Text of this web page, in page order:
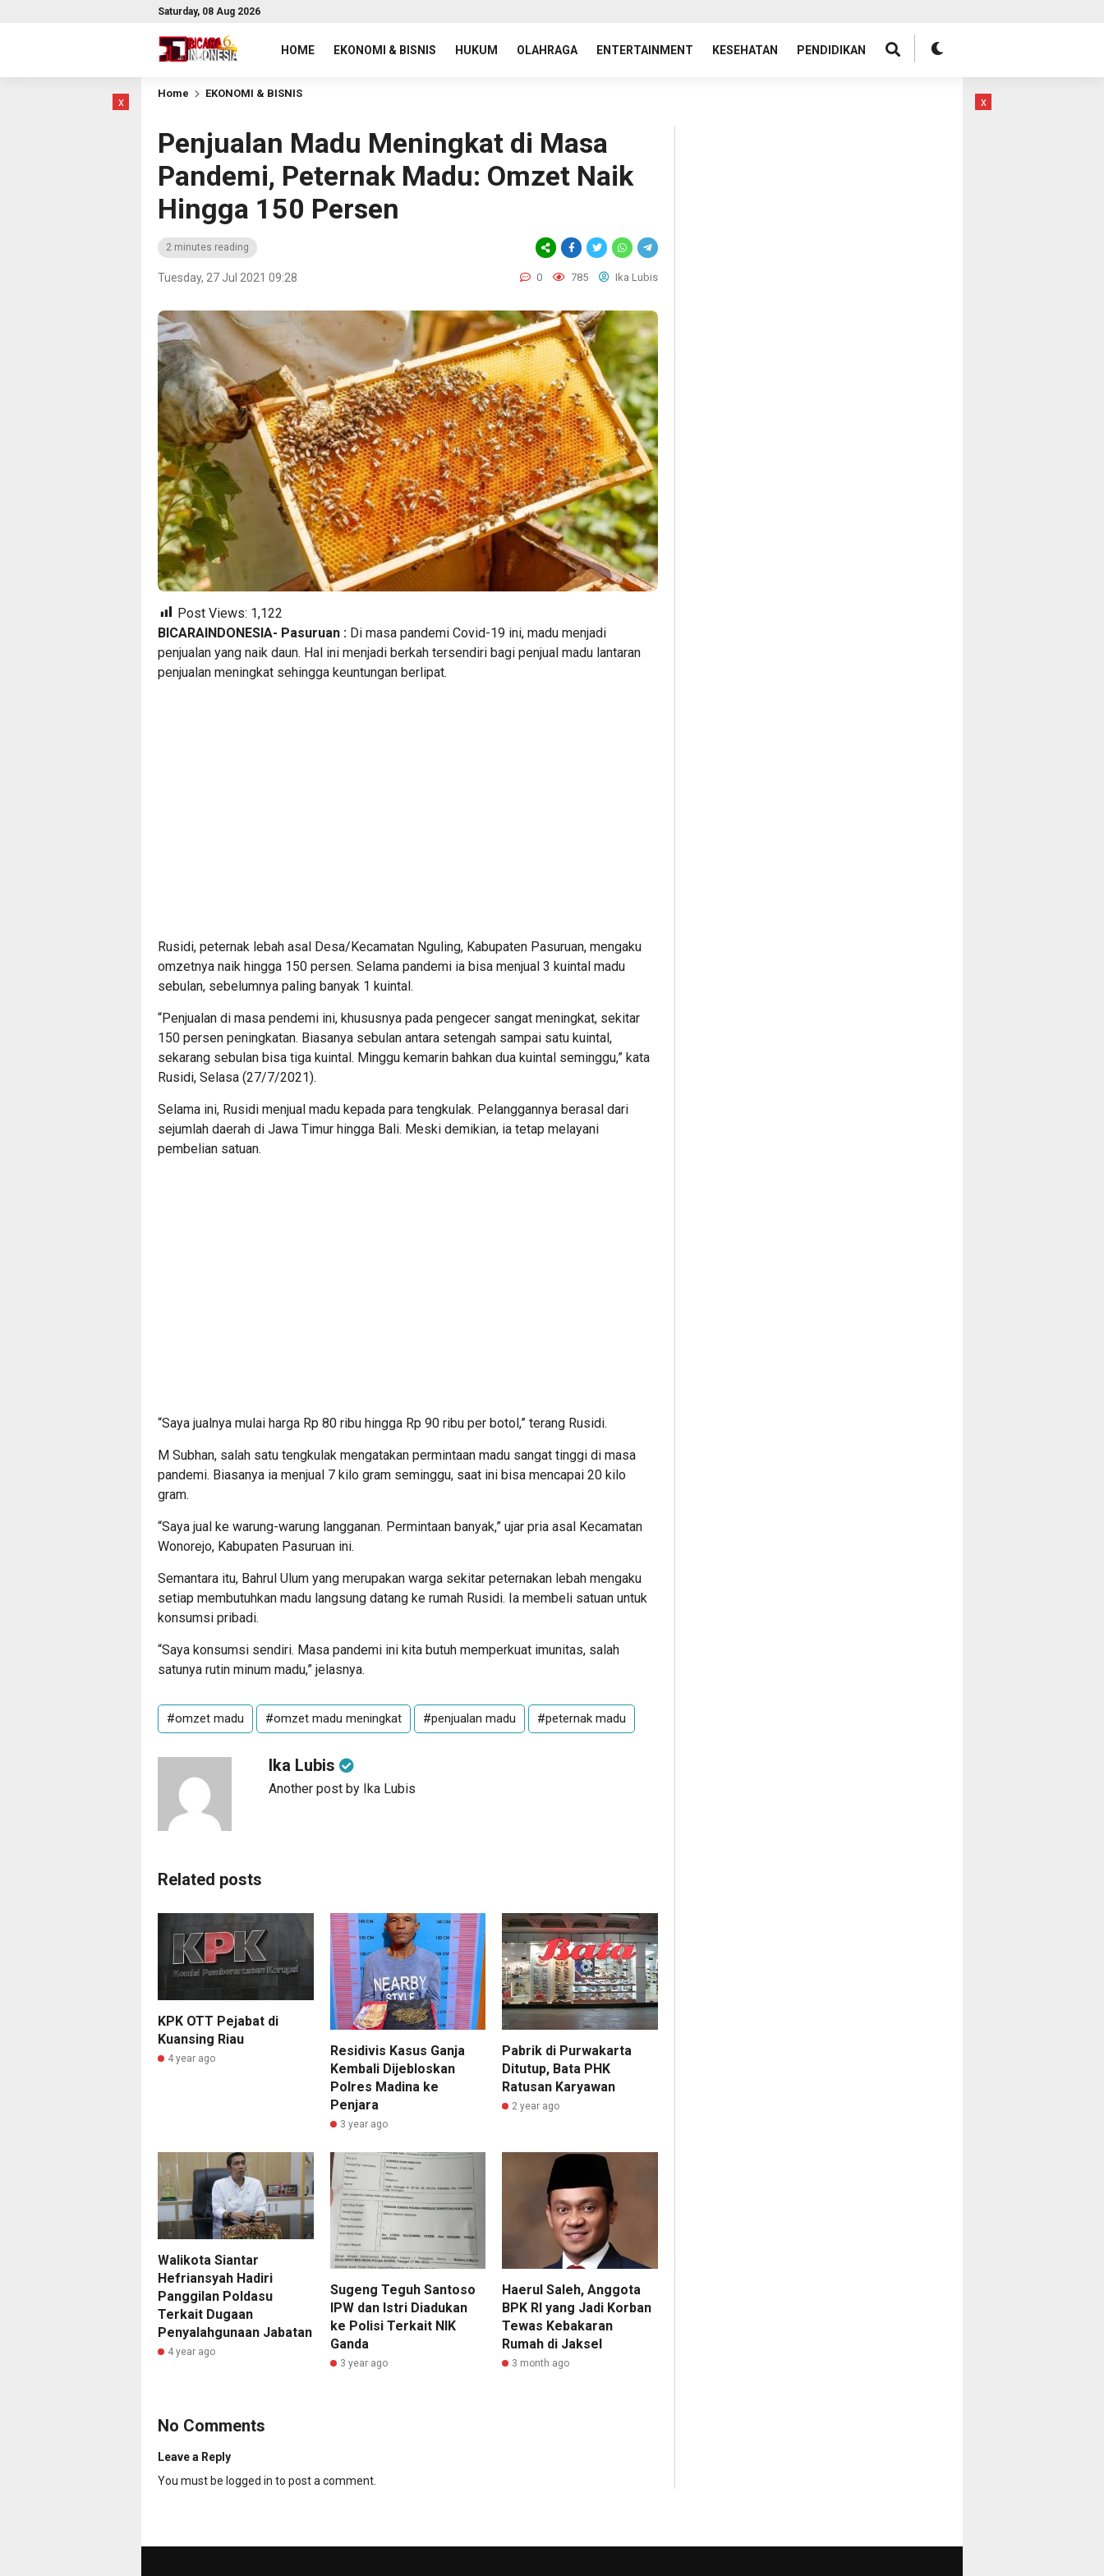
Saturday, 08 Aug 2026
HOME EKONOMI & BISNIS HUKUM OLAHRAGA ENTERTAINMENT KESEHATAN PENDIDIKAN
x
Home EKONOMI & BISNIS
Penjualan Madu Meningkat di Masa
Pandemi, Peternak Madu: Omzet Naik
Hingga 150 Persen
2 minutes reading
Tuesday, 27 Jul 2021 09:28 0 785 Ika Lubis
Post Views: 1,122
BICARAINDONESIA- Pasuruan : Di masa pandemi Covid-19 ini, madu menjadi
penjualan yang naik daun. Hal ini menjadi berkah tersendiri bagi penjual madu lantaran
penjualan meningkat sehingga keuntungan berlipat.
Rusidi, peternak lebah asal Desa/Kecamatan Nguling, Kabupaten Pasuruan, mengaku
omzetnya naik hingga 150 persen. Selama pandemi ia bisa menjual 3 kuintal madu
sebulan, sebelumnya paling banyak 1 kuintal.
“Penjualan di masa pendemi ini, khususnya pada pengecer sangat meningkat, sekitar
150 persen peningkatan. Biasanya sebulan antara setengah sampai satu kuintal,
sekarang sebulan bisa tiga kuintal. Minggu kemarin bahkan dua kuintal seminggu,” kata
Rusidi, Selasa (27/7/2021).
Selama ini, Rusidi menjual madu kepada para tengkulak. Pelanggannya berasal dari
sejumlah daerah di Jawa Timur hingga Bali. Meski demikian, ia tetap melayani
pembelian satuan.
“Saya jualnya mulai harga Rp 80 ribu hingga Rp 90 ribu per botol,” terang Rusidi.
M Subhan, salah satu tengkulak mengatakan permintaan madu sangat tinggi di masa
pandemi. Biasanya ia menjual 7 kilo gram seminggu, saat ini bisa mencapai 20 kilo
gram.
“Saya jual ke warung-warung langganan. Permintaan banyak,” ujar pria asal Kecamatan
Wonorejo, Kabupaten Pasuruan ini.
Semantara itu, Bahrul Ulum yang merupakan warga sekitar peternakan lebah mengaku
setiap membutuhkan madu langsung datang ke rumah Rusidi. Ia membeli satuan untuk
konsumsi pribadi.
“Saya konsumsi sendiri. Masa pandemi ini kita butuh memperkuat imunitas, salah
satunya rutin minum madu,” jelasnya.
#omzet madu #omzet madu meningkat #penjualan madu #peternak madu
Ika Lubis
Another post by Ika Lubis
Related posts
KPK OTT Pejabat di
Kuansing Riau
4 year ago
Residivis Kasus Ganja
Kembali Dijebloskan
Polres Madina ke
Penjara
3 year ago
Pabrik di Purwakarta
Ditutup, Bata PHK
Ratusan Karyawan
2 year ago
Walikota Siantar
Hefriansyah Hadiri
Panggilan Poldasu
Terkait Dugaan
Penyalahgunaan Jabatan
4 year ago
Sugeng Teguh Santoso
IPW dan Istri Diadukan
ke Polisi Terkait NIK
Ganda
3 year ago
Haerul Saleh, Anggota
BPK RI yang Jadi Korban
Tewas Kebakaran
Rumah di Jaksel
3 month ago
No Comments
Leave a Reply
You must be logged in to post a comment.
x